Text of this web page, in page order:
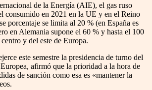
de la Energía (AIE), el gas ruso
consumido en 2021 en la UE y en el Reino
porcentaje se limita al 20 % (en España es
en Alemania supone el 60 % y hasta el 100
y del este de Europa.
este semestre la presidencia de turno del
afirmó que la prioridad a la hora de
de sanción como esa es «mantener la